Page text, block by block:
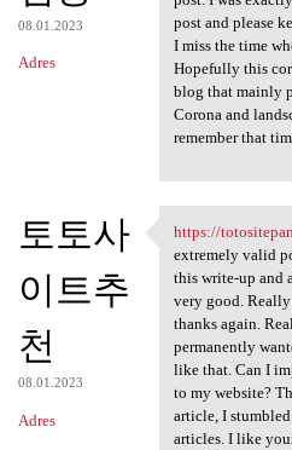
08.01.2023
Adres
post and please
I miss the time
Hopefully this
blog that mainly
Corona and
remember that
토토사
이트추
천
08.01.2023
Adres
https://
https://
extremely valid
this write-up and
very good.
thanks again.
permanently
like that. Can I
to my website?
article, I
articles. I like